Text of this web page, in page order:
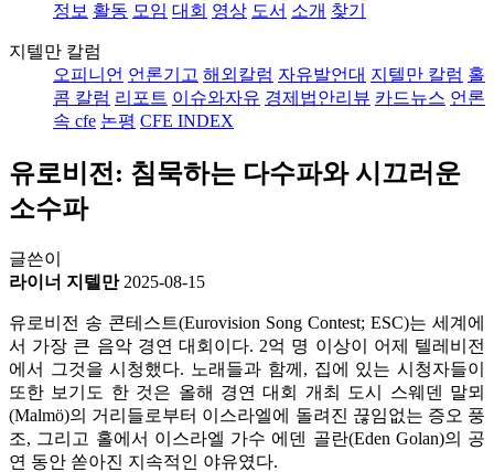
정보 활동 모임 대회 영상 도서 소개 찾기
지텔만 칼럼
오피니언 언론기고 해외칼럼 자유발언대 지텔만 칼럼 홀
콤 칼럼 리포트 이슈와자유 경제법안리뷰 카드뉴스 언론
속 cfe 논평 CFE INDEX
유로비전: 침묵하는 다수파와 시끄러운
소수파
글쓴이
라이너 지텔만 2025-08-15
유로비전 송 콘테스트(Eurovision Song Contest; ESC)는 세계에
서 가장 큰 음악 경연 대회이다. 2억 명 이상이 어제 텔레비전
에서 그것을 시청했다. 노래들과 함께, 집에 있는 시청자들이
또한 보기도 한 것은 올해 경연 대회 개최 도시 스웨덴 말뫼
(Malmö)의 거리들로부터 이스라엘에 돌려진 끊임없는 증오 풍
조, 그리고 홀에서 이스라엘 가수 에덴 골란(Eden Golan)의 공
연 동안 쏟아진 지속적인 야유였다.